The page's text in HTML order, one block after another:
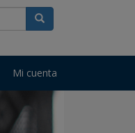
Mi cuenta